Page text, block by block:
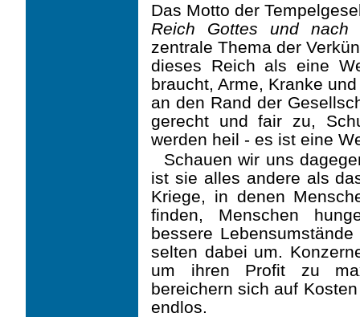
Das Motto der
Reich Gottes und nach
zentrale Thema der
dieses Reich als eine
braucht, Arme, Kranke
an den Rand der
gerecht und fair zu,
werden heil - es ist eine
Schauen wir uns
ist sie alles andere als
Kriege, in denen
finden, Menschen
bessere
selten dabei um.
um ihren Profit zu
bereichern sich auf
endlos.